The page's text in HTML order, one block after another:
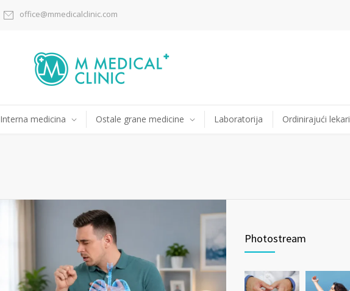
office@mmedicalclinic.com
Interna medicina Ostale grane medicine Laboratorija Ordinirajući lekari
Photostream